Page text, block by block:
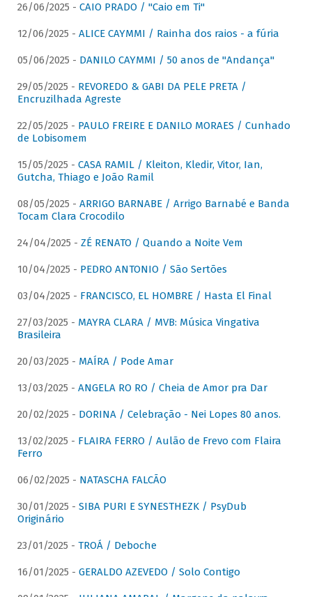
26/06/2025 - CAIO PRADO / "Caio em Ti"
12/06/2025 - ALICE CAYMMI / Rainha dos raios - a fúria
05/06/2025 - DANILO CAYMMI / 50 anos de "Andança"
29/05/2025 - REVOREDO & GABI DA PELE PRETA /
Encruzilhada Agreste
22/05/2025 - PAULO FREIRE E DANILO MORAES / Cunhado
de Lobisomem
15/05/2025 - CASA RAMIL / Kleiton, Kledir, Vitor, Ian,
Gutcha, Thiago e João Ramil
08/05/2025 - ARRIGO BARNABE / Arrigo Barnabé e Banda
Tocam Clara Crocodilo
24/04/2025 - ZÉ RENATO / Quando a Noite Vem
10/04/2025 - PEDRO ANTONIO / São Sertões
03/04/2025 - FRANCISCO, EL HOMBRE / Hasta El Final
27/03/2025 - MAYRA CLARA / MVB: Música Vingativa
Brasileira
20/03/2025 - MAÍRA / Pode Amar
13/03/2025 - ANGELA RO RO / Cheia de Amor pra Dar
20/02/2025 - DORINA / Celebração - Nei Lopes 80 anos.
13/02/2025 - FLAIRA FERRO / Aulão de Frevo com Flaira
Ferro
06/02/2025 - NATASCHA FALCÃO
30/01/2025 - SIBA PURI E SYNESTHEZK / PsyDub
Originário
23/01/2025 - TROÁ / Deboche
16/01/2025 - GERALDO AZEVEDO / Solo Contigo